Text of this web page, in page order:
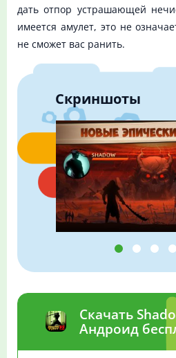
дать отпор устрашающей
имеется амулет, это не
не сможет вас ранить.
Скриншоты
Скачать
Андроид